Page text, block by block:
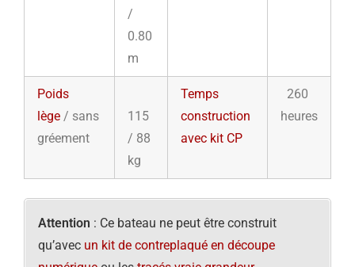
/
0.80
m
Poids
lège / sans
gréement
115
/ 88
kg
Temps
construction
avec kit CP
260
heures
Attention : Ce bateau ne peut être construit
qu’avec un kit de contreplaqué en découpe